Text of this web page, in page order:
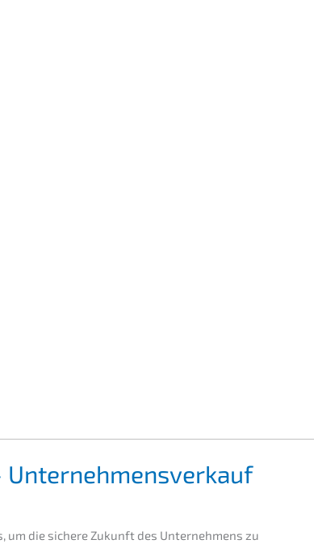
Unternehmensverkauf
die siche­re Zukunft des Unter­neh­mens zu